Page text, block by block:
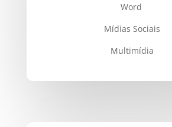
Word
Mídias Sociais
Multimídia